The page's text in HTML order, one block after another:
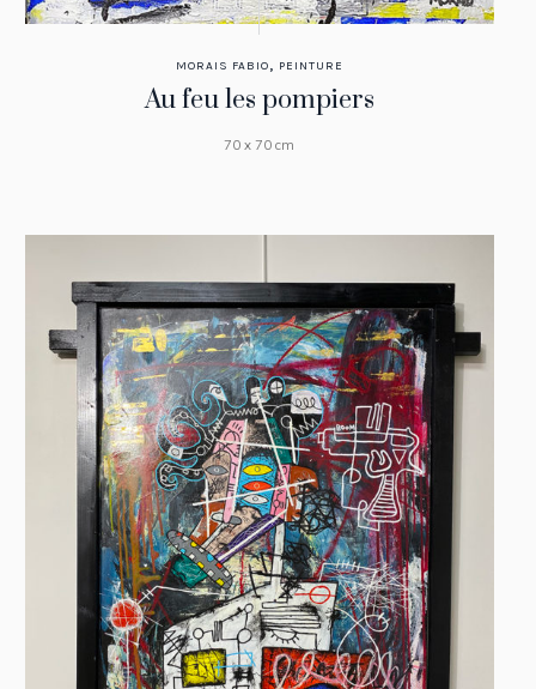
MORAIS FABIO, PEINTURE
Au feu les pompiers
70 x 70 cm